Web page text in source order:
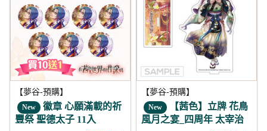
【夢谷-預購】
New 徽章 心願滿載的祈
豐祭 聖德太子 11入
【夢谷-預購】
New 【茜色】立牌 花鳥
風月之宴_四周年 太宰治